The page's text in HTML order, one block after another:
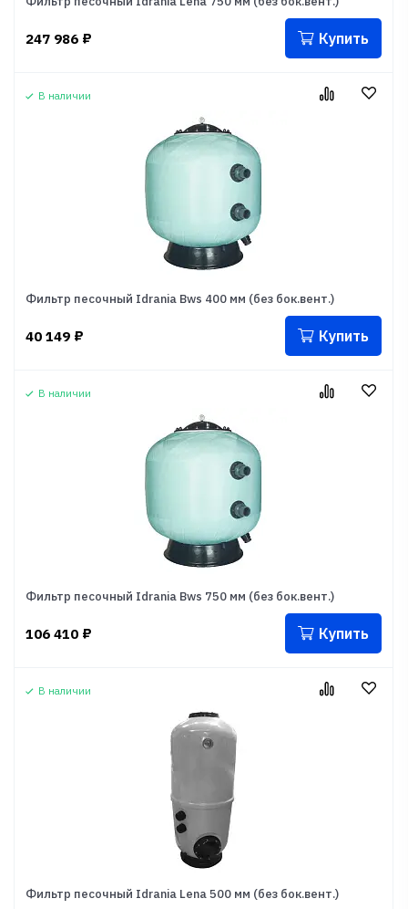
247 986 ₽ Купить
В наличии
Фильтр песочный Idrania Bws 400 мм (без бок.вент.)
40 149 ₽ Купить
В наличии
Фильтр песочный Idrania Bws 750 мм (без бок.вент.)
106 410 ₽ Купить
В наличии
Фильтр песочный Idrania Lena 500 мм (без бок.вент.)